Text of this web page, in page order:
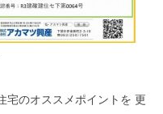
のオススメポイントを 更